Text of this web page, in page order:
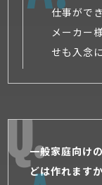
仕事がで
メーカー
せも入念
一般家庭向け
どは作れます